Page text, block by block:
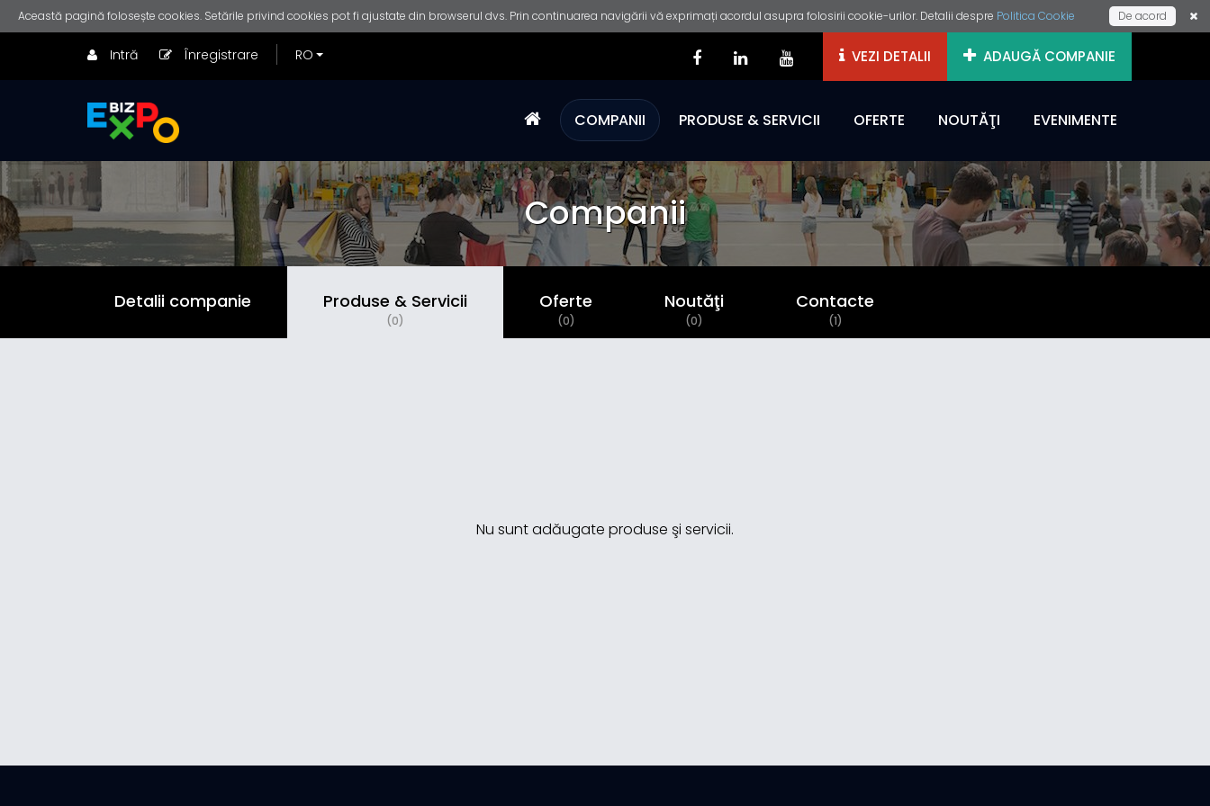
Această pagină folosește cookies. Setările privind cookies pot fi ajustate din browserul dvs. Prin continuarea navigării vă exprimați acordul asupra folosirii cookie-urilor. Detalii despre Politica Cookie De acord
Intră Înregistrare VEZI DETALII ADAUGĂ COMPANIE
COMPANII PRODUSE & SERVICII OFERTE NOUTĂŢI EVENIMENTE
Companii
Detalii companie Produse & Servicii
(0)
Oferte
(0)
Noutăţi
(0)
Contacte
(1)
Nu sunt adăugate produse şi servicii.